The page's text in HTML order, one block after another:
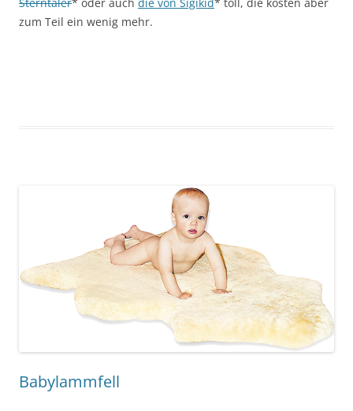
Sterntaler* oder auch die von Sigikid* toll, die kosten aber
zum Teil ein wenig mehr.
Babylammfell